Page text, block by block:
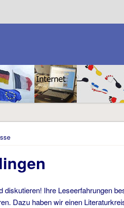
Ihre Leseerfahrungen
Dazu haben wir einen